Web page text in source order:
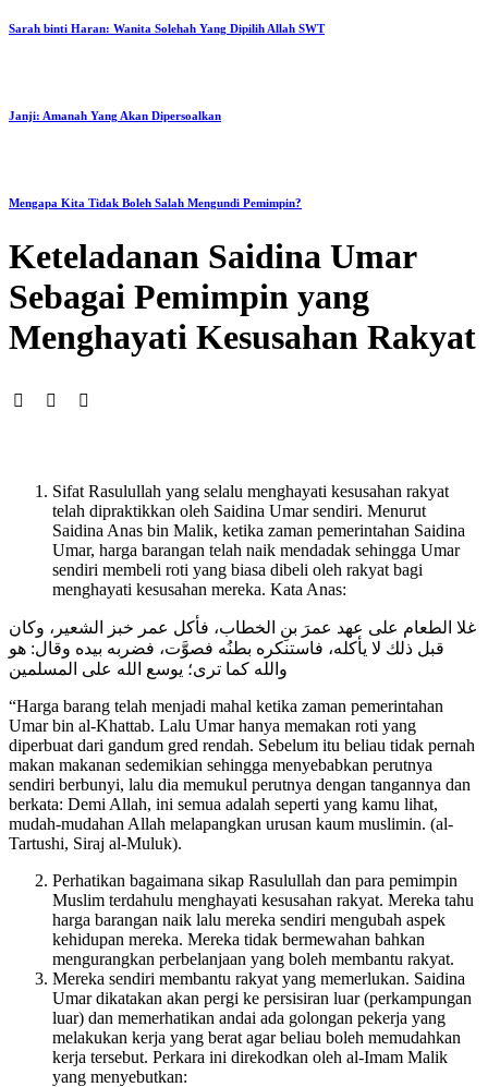
Sarah binti Haran: Wanita Solehah Yang Dipilih Allah SWT
Janji: Amanah Yang Akan Dipersoalkan
Mengapa Kita Tidak Boleh Salah Mengundi Pemimpin?
Keteladanan Saidina Umar
Sebagai Pemimpin yang
Menghayati Kesusahan Rakyat
Sifat Rasulullah yang selalu menghayati kesusahan rakyat
telah dipraktikkan oleh Saidina Umar sendiri. Menurut
Saidina Anas bin Malik, ketika zaman pemerintahan Saidina
Umar, harga barangan telah naik mendadak sehingga Umar
sendiri membeli roti yang biasa dibeli oleh rakyat bagi
menghayati kesusahan mereka. Kata Anas:
غلا الطعام على عهد عمرَ بنِ الخطاب، فأكل عمر خبز الشعير، وكان
قبل ذلك لا يأكله، فاستنكره بطنُه فصوَّت، فضربه بيده وقال: هو
والله كما ترى؛ يوسع الله على المسلمين
“Harga barang telah menjadi mahal ketika zaman pemerintahan
Umar bin al-Khattab. Lalu Umar hanya memakan roti yang
diperbuat dari gandum gred rendah. Sebelum itu beliau tidak pernah
makan makanan sedemikian sehingga menyebabkan perutnya
sendiri berbunyi, lalu dia memukul perutnya dengan tangannya dan
berkata: Demi Allah, ini semua adalah seperti yang kamu lihat,
mudah-mudahan Allah melapangkan urusan kaum muslimin. (al-
Tartushi, Siraj al-Muluk).
Perhatikan bagaimana sikap Rasulullah dan para pemimpin
Muslim terdahulu menghayati kesusahan rakyat. Mereka tahu
harga barangan naik lalu mereka sendiri mengubah aspek
kehidupan mereka. Mereka tidak bermewahan bahkan
mengurangkan perbelanjaan yang boleh membantu rakyat.
Mereka sendiri membantu rakyat yang memerlukan. Saidina
Umar dikatakan akan pergi ke persisiran luar (perkampungan
luar) dan memerhatikan andai ada golongan pekerja yang
melakukan kerja yang berat agar beliau boleh memudahkan
kerja tersebut. Perkara ini direkodkan oleh al-Imam Malik
yang menyebutkan: